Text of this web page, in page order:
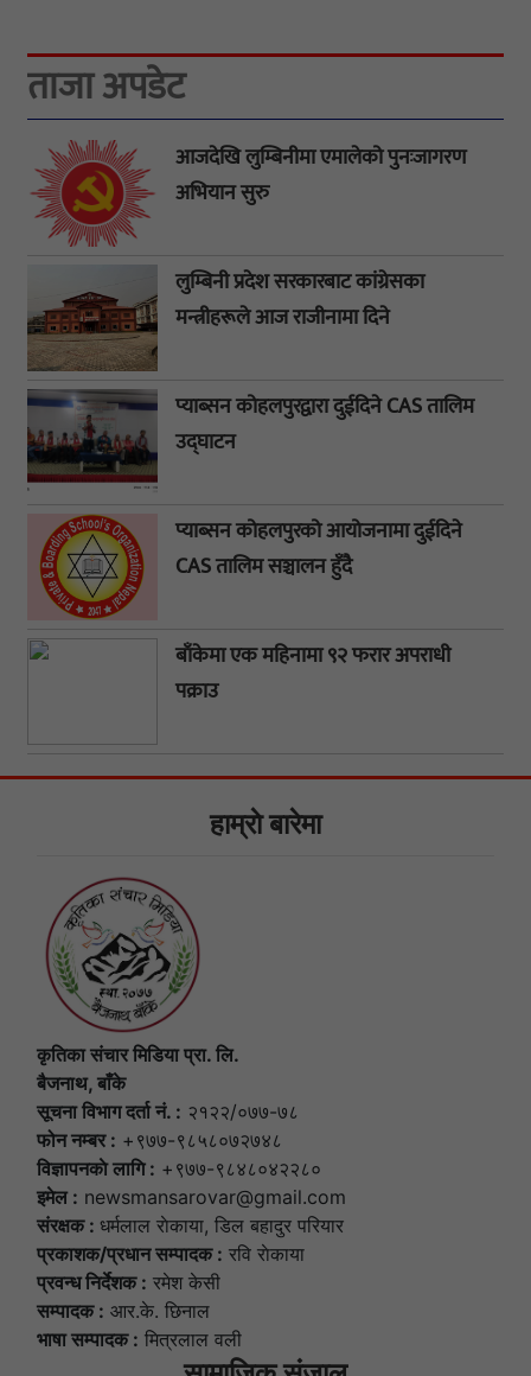
ताजा अपडेट
आजदेखि लुम्बिनीमा एमालेको पुनःजागरण
अभियान सुरु
लुम्बिनी प्रदेश सरकारबाट कांग्रेसका
मन्त्रीहरूले आज राजीनामा दिने
प्याब्सन कोहलपुरद्वारा दुईदिने CAS तालिम
उद्घाटन
प्याब्सन कोहलपुरको आयोजनामा दुईदिने
CAS तालिम सञ्चालन हुँदै
बाँकेमा एक महिनामा ९२ फरार अपराधी
पक्राउ
हाम्राे बारेमा
कृतिका संचार मिडिया प्रा. लि.
बैजनाथ, बाँके
सूचना विभाग दर्ता नं. : २१२२/०७७-७८
फोन नम्बर : +९७७-९८५८०७२७४८
विज्ञापनकाे लागि : +९७७-९८४८०४२२८०
इमेल : newsmansarovar@gmail.com
संरक्षक : धर्मलाल राेकाया, डिल बहादुर परियार
प्रकाशक/प्रधान सम्पादक : रवि राेकाया
प्रवन्ध निर्देशक : रमेश केसी
सम्पादक : आर.के. छिनाल
भाषा सम्पादक : मित्रलाल वली